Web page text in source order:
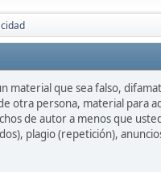
material que sea falso,
otra persona, material para
de autor a menos que
plagio (repetición),